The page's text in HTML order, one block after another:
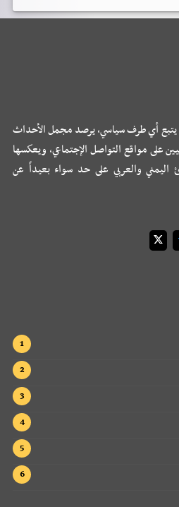
يتبع أي طرف سياسي، يرصد مجمل الأحداث
على مواقع التواصل الإجتماعي، ويعكسها
اليمني والعربي على حد سواء بعيداً عن